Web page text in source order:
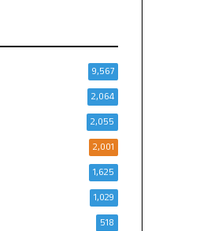
9,567
2,064
2,055
2,001
1,625
1,029
518